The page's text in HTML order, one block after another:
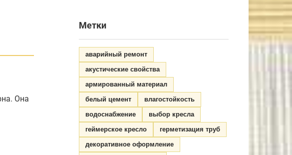
Она
Метки
аварийный ремонт
акустические свойства
армированный материал
белый цемент
влагостойкость
водоснабжение
выбор кресла
геймерское кресло
герметизация труб
декоративное оформление